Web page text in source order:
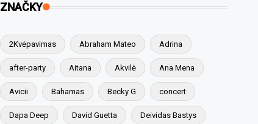
ZNAČKY
2Kvėpavimas Abraham Mateo Adrina
after-party Aitana Akvilė Ana Mena
Avicii Bahamas Becky G concert
Dapa Deep David Guetta Deividas Bastys